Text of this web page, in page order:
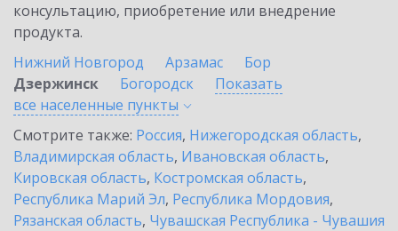
консультацию, приобретение или внедрение
продукта.
Нижний Новгород
Арзамас
Бор
Дзержинск
Богородск
Показать
все населенные пункты
Смотрите также: Россия, Нижегородская область,
Владимирская область, Ивановская область,
Кировская область, Костромская область,
Республика Марий Эл, Республика Мордовия,
Рязанская область, Чувашская Республика - Чувашия